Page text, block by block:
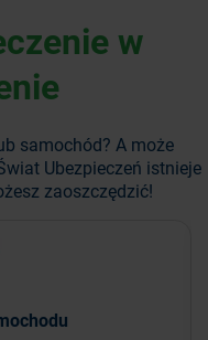
w
samochód? A może
Ubezpieczeń istnieje
zaoszczędzić!